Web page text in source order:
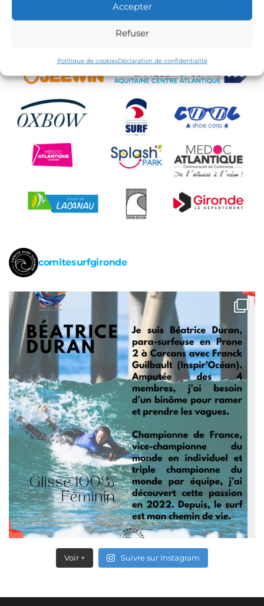
Accepter
Refuser
Politique de cookiesDéclaration de confidentialité
comitesurfgironde
Voir + Suivre sur Instagram